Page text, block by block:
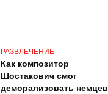
РАЗВЛЕЧЕНИЕ
Как композитор
Шостакович смог
деморализовать немцев